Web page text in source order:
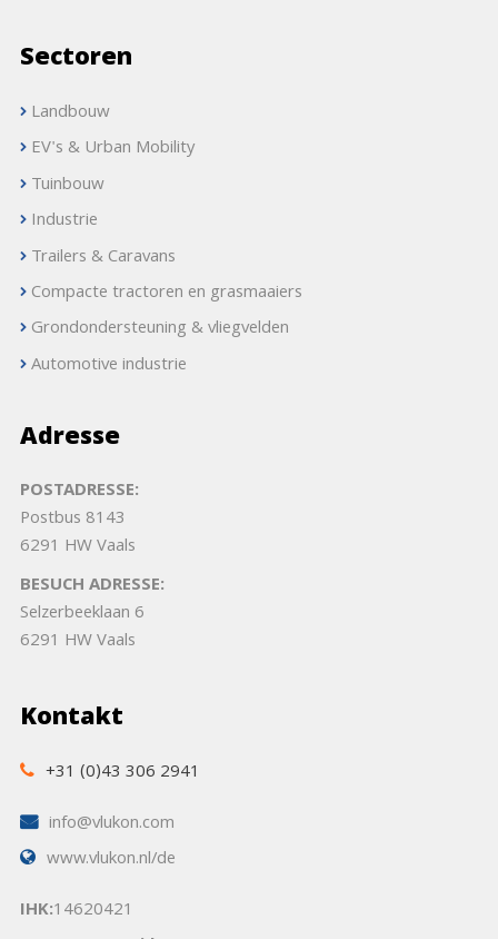
Sectoren
Landbouw
EV's & Urban Mobility
Tuinbouw
Industrie
Trailers & Caravans
Compacte tractoren en grasmaaiers
Grondondersteuning & vliegvelden
Automotive industrie
Adresse
POSTADRESSE:
Postbus 8143
6291 HW Vaals
BESUCH ADRESSE:
Selzerbeeklaan 6
6291 HW Vaals
Kontakt
+31 (0)43 306 2941
info@vlukon.com
www.vlukon.nl/de
IHK:14620421